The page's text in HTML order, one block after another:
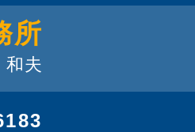
所
夫